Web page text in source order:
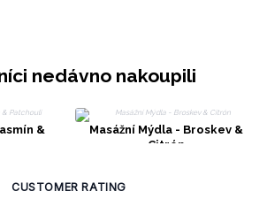
nedávno nakoupili
&
Masážní Mýdla - Broskev &
Citrón
CUSTOMER RATING